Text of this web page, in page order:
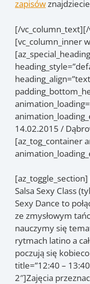
zapisów
[/
[vc_column_inner
14.02.2015 /
[az_tog_container
Salsa Sexy Class
Sexy Dance to
ze zmysłowym
nauczymy się
rytmach latino a
poczują się
title=”12:40 –
2″]Zajęcia